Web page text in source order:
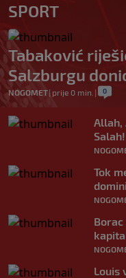
SPORT
Tabaković
Salzburgu
NOGOMET| prije 0 min. | 0
Allah,
Tok
Louis